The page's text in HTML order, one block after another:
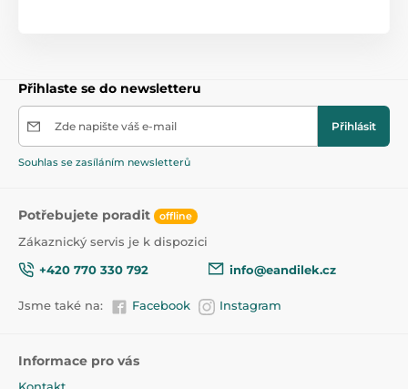
Přihlaste se do newsletteru
Zde napište váš e-mail Přihlásit
Souhlas se zasíláním newsletterů
Potřebujete poradit offline
Zákaznický servis je k dispozici
+420 770 330 792
info@eandilek.cz
Jsme také na: Facebook Instagram
Informace pro vás
Kontakt